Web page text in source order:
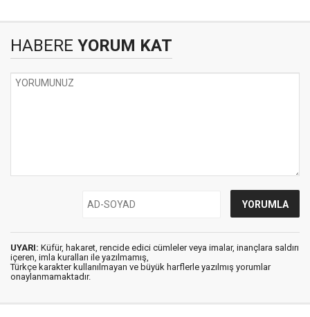
HABERE YORUM KAT
UYARI: Küfür, hakaret, rencide edici cümleler veya imalar, inançlara saldırı
içeren, imla kuralları ile yazılmamış,
Türkçe karakter kullanılmayan ve büyük harflerle yazılmış yorumlar
onaylanmamaktadır.